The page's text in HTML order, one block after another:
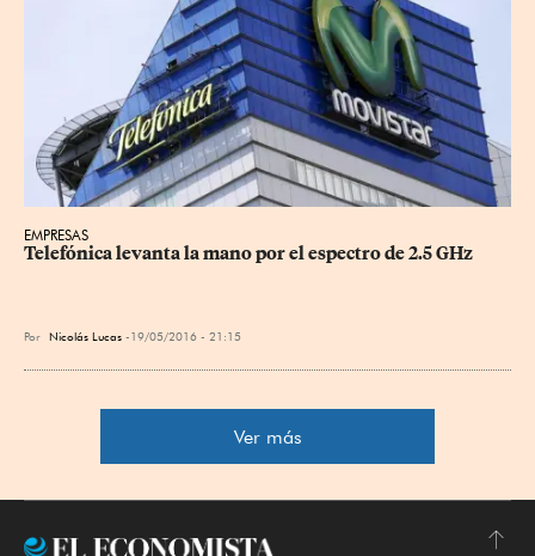
EMPRESAS
Telefónica levanta la mano por el espectro de 2.5 GHz
Por Nicolás Lucas 19/05/2016 - 21:15
Ver más